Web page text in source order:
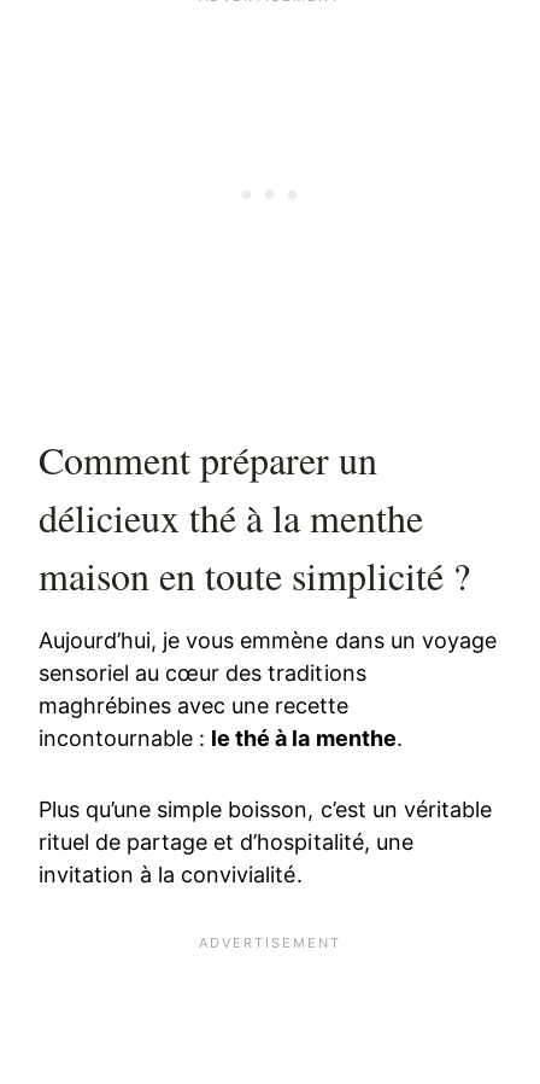
Comment préparer un
délicieux thé à la menthe
maison en toute simplicité ?
Aujourd’hui, je vous emmène dans un voyage
sensoriel au cœur des traditions
maghrébines avec une recette
incontournable : le thé à la menthe.
Plus qu’une simple boisson, c’est un véritable
rituel de partage et d’hospitalité, une
invitation à la convivialité.